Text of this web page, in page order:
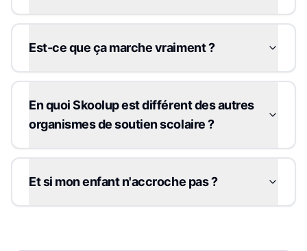
Est-ce que ça marche vraiment ?
En quoi Skoolup est différent des autres
organismes de soutien scolaire ?
Et si mon enfant n'accroche pas ?